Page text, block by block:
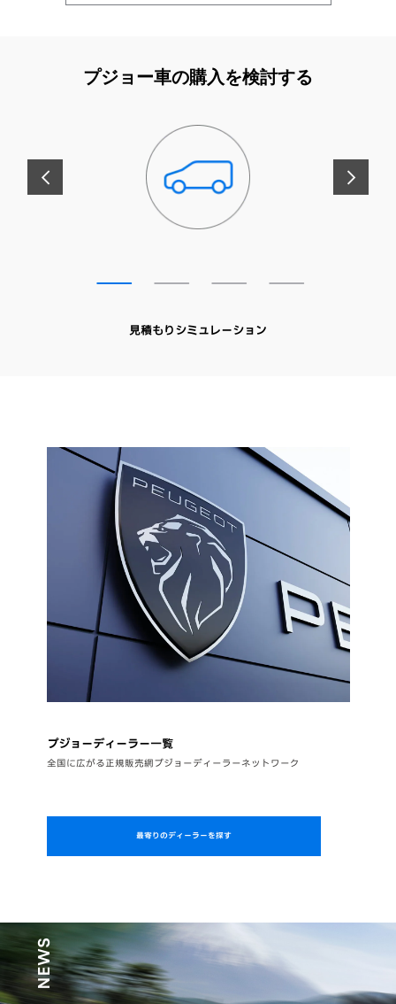
プジョー車の購入を検討する
前へ 次へ
見積もりシミュレーション
プジョーディーラー一覧
全国に広がる正規販売網プジョーディーラーネットワーク
最寄りのディーラーを探す
NEWS